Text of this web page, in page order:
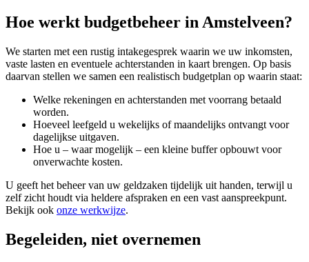
Hoe werkt budgetbeheer in Amstelveen?
We starten met een rustig intakegesprek waarin we uw inkomsten,
vaste lasten en eventuele achterstanden in kaart brengen. Op basis
daarvan stellen we samen een realistisch budgetplan op waarin staat:
Welke rekeningen en achterstanden met voorrang betaald
worden.
Hoeveel leefgeld u wekelijks of maandelijks ontvangt voor
dagelijkse uitgaven.
Hoe u – waar mogelijk – een kleine buffer opbouwt voor
onverwachte kosten.
U geeft het beheer van uw geldzaken tijdelijk uit handen, terwijl u
zelf zicht houdt via heldere afspraken en een vast aanspreekpunt.
Bekijk ook onze werkwijze.
Begeleiden, niet overnemen